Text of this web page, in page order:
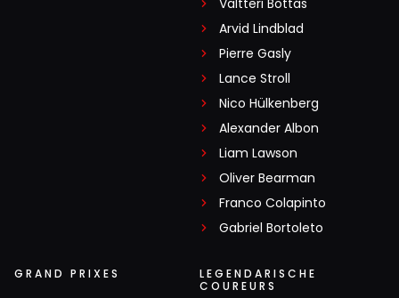
Arvid Lindblad
Pierre Gasly
Lance Stroll
Nico Hülkenberg
Alexander Albon
Liam Lawson
Oliver Bearman
Franco Colapinto
Gabriel Bortoleto
GRAND PRIXES
LEGENDARISCHE
COUREURS